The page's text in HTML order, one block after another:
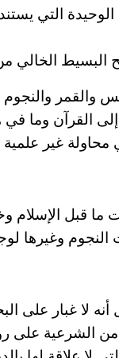
الوحيدة التي
البسيط الخالي
والقمر والنجوم
إلى القرآن وما
محاولة غير علمية
ما قبل الإسلام
وغيرها
لا غبار على
من الشرعية على